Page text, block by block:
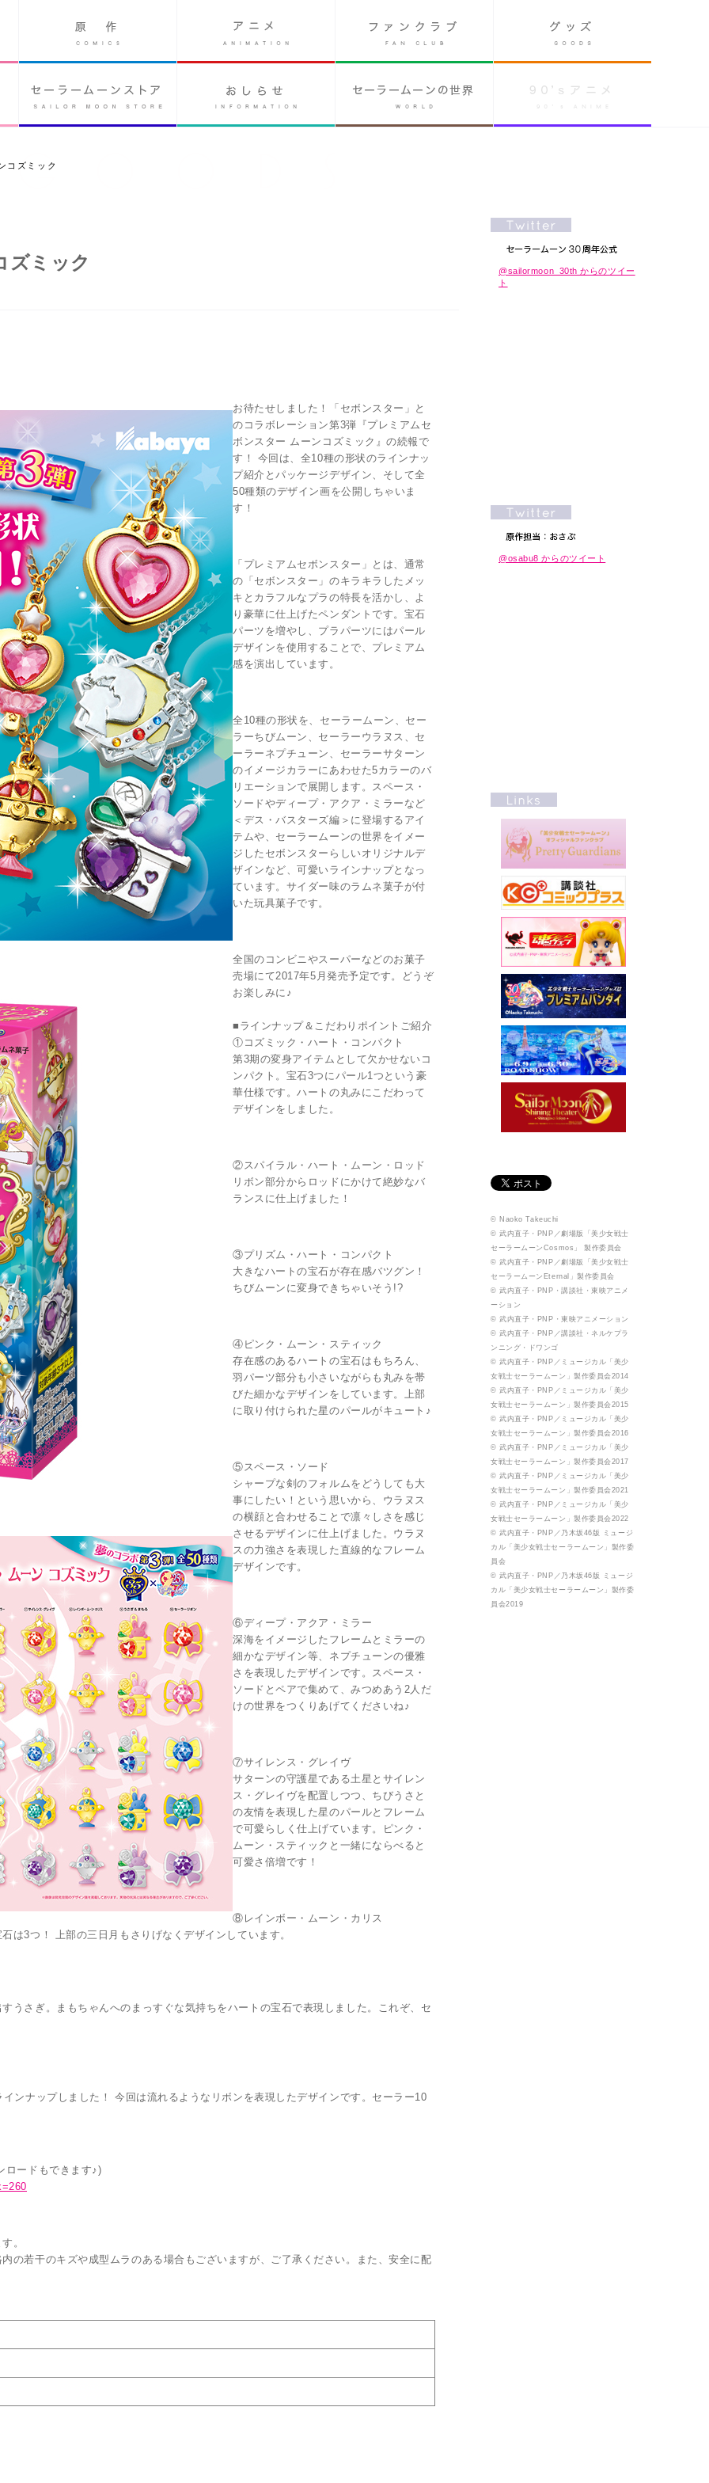
コズミック
ズミック
お待たせしました！「セボンスター」と
のコラボレーション第3弾『プレミアムセ
ボンスター ムーンコズミック』の続報で
す！ 今回は、全10種の形状のラインナッ
プ紹介とパッケージデザイン、そして全
50種類のデザイン画を公開しちゃいま
す！
「プレミアムセボンスター」とは、通常
の「セボンスター」のキラキラしたメッ
キとカラフルなプラの特長を活かし、よ
り豪華に仕上げたペンダントです。宝石
パーツを増やし、プラパーツにはパール
デザインを使用することで、プレミアム
感を演出しています。
全10種の形状を、セーラームーン、セー
ラーちびムーン、セーラーウラヌス、セ
ーラーネプチューン、セーラーサターン
のイメージカラーにあわせた5カラーのバ
リエーションで展開します。スペース・
ソードやディープ・アクア・ミラーなど
＜デス・バスターズ編＞に登場するアイ
テムや、セーラームーンの世界をイメー
ジしたセボンスターらしいオリジナルデ
ザインなど、可愛いラインナップとなっ
ています。サイダー味のラムネ菓子が付
いた玩具菓子です。
全国のコンビニやスーパーなどのお菓子
売場にて2017年5月発売予定です。どうぞ
お楽しみに♪
■ラインナップ＆こだわりポイントご紹介
①コズミック・ハート・コンパクト
第3期の変身アイテムとして欠かせないコ
ンパクト。宝石3つにパール1つという豪
華仕様です。ハートの丸みにこだわって
デザインをしました。
②スパイラル・ハート・ムーン・ロッド
リボン部分からロッドにかけて絶妙なバ
ランスに仕上げました！
③プリズム・ハート・コンパクト
大きなハートの宝石が存在感バツグン！
ちびムーンに変身できちゃいそう!?
④ピンク・ムーン・スティック
存在感のあるハートの宝石はもちろん、
羽パーツ部分も小さいながらも丸みを帯
びた細かなデザインをしています。上部
に取り付けられた星のパールがキュート♪
⑤スペース・ソード
シャープな剣のフォルムをどうしても大
事にしたい！という思いから、ウラヌス
の横顔と合わせることで凛々しさを感じ
させるデザインに仕上げました。ウラヌ
スの力強さを表現した直線的なフレーム
デザインです。
⑥ディープ・アクア・ミラー
深海をイメージしたフレームとミラーの
細かなデザイン等、ネプチューンの優雅
さを表現したデザインです。スペース・
ソードとペアで集めて、みつめあう2人だ
けの世界をつくりあげてくださいね♪
⑦サイレンス・グレイヴ
サターンの守護星である土星とサイレン
ス・グレイヴを配置しつつ、ちびうさと
の友情を表現した星のパールとフレーム
で可愛らしく仕上げています。ピンク・
ムーン・スティックと一緒にならべると
可愛さ倍増です！
⑧レインボー・ムーン・カリス
は3つ！ 上部の三日月もさりげなくデザインしています。
うさぎ。まもちゃんへのまっすぐな気持ちをハートの宝石で表現しました。これぞ、セ
ンナップしました！ 今回は流れるようなリボンを表現したデザインです。セーラー10
ロードもできます♪)
。
の若干のキズや成型ムラのある場合もございますが、ご了承ください。また、安全に配
@sailormoon_30th からのツイー
ト
@osabu8 からのツイート
© Naoko Takeuchi
© 武内直子・PNP／劇場版「美少女戦士
セーラームーンCosmos」 製作委員会
© 武内直子・PNP／劇場版「美少女戦士
セーラームーンEternal」製作委員会
© 武内直子・PNP・講談社・東映アニメ
ーション
© 武内直子・PNP・東映アニメーション
© 武内直子・PNP／講談社・ネルケプラ
ンニング・ドワンゴ
© 武内直子・PNP／ミュージカル「美少
女戦士セーラームーン」製作委員会2014
© 武内直子・PNP／ミュージカル「美少
女戦士セーラームーン」製作委員会2015
© 武内直子・PNP／ミュージカル「美少
女戦士セーラームーン」製作委員会2016
© 武内直子・PNP／ミュージカル「美少
女戦士セーラームーン」製作委員会2017
© 武内直子・PNP／ミュージカル「美少
女戦士セーラームーン」製作委員会2021
© 武内直子・PNP／ミュージカル「美少
女戦士セーラームーン」製作委員会2022
© 武内直子・PNP／乃木坂46版 ミュージ
カル「美少女戦士セーラームーン」製作委
員会
© 武内直子・PNP／乃木坂46版 ミュージ
カル「美少女戦士セーラームーン」製作委
員会2019